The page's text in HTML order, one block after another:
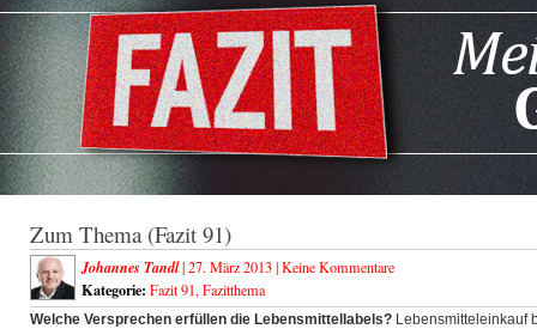
Zum Thema (Fazit 91)
Johannes Tandl| 27. März 2013 |Keine Kommentare
Kategorie: Fazit 91, Fazitthema
Welche Versprechen erfüllen die Lebensmittellabels? Lebensmitteleinkauf